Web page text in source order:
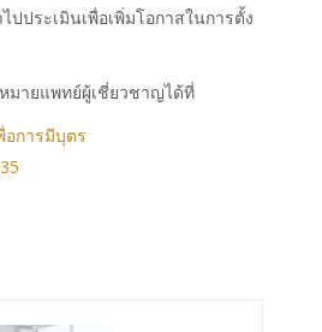
ปประเมินเพื่อเพิ่มโอกาสในการตั้ง
มายแพทย์ผู้เชี่ยวชาญได้ที่
อการมีบุตร